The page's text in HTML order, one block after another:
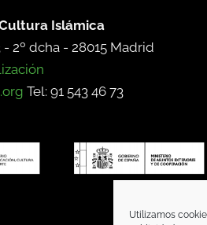
Utilizamos
Islámica
2º dcha - 28015 Madrid
Tel: 91 543 46 73